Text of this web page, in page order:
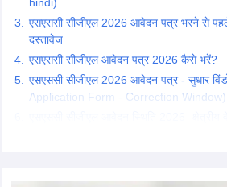
NET Exam PatternUGC NET Question
Question Papers
एसएससी सीजीएल 2026 आवेदन पत्र भरने से
दस्तावेज
एसएससी सीजीएल आवेदन पत्र 2026 कैसे भरें?
एसएससी सीजीएल 2026 आवेदन पत्र - सुधार
Application Form - Correction Window)